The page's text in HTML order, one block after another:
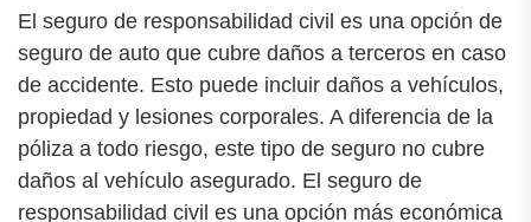
El seguro de responsabilidad civil es una opción de
seguro de auto que cubre daños a terceros en caso
de accidente. Esto puede incluir daños a vehículos,
propiedad y lesiones corporales. A diferencia de la
póliza a todo riesgo, este tipo de seguro no cubre
daños al vehículo asegurado. El seguro de
responsabilidad civil es una opción más económica